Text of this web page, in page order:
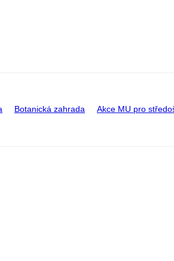
Botanická zahrada Akce MU pro